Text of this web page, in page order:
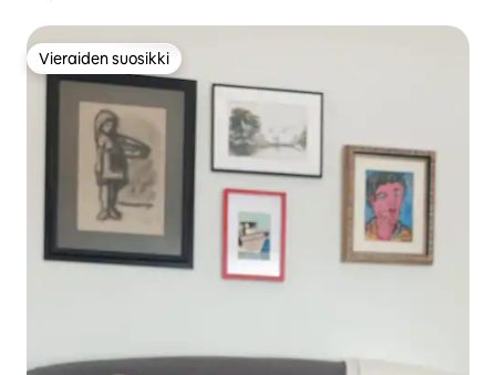
Vieraiden suosikki
Vieraiden suosikki